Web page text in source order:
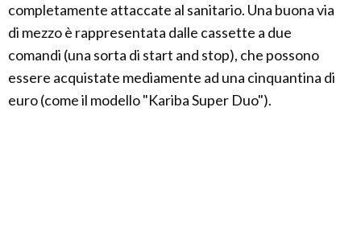
completamente attaccate al sanitario. Una buona via
di mezzo è rappresentata dalle cassette a due
comandi (una sorta di start and stop), che possono
essere acquistate mediamente ad una cinquantina di
euro (come il modello "Kariba Super Duo").